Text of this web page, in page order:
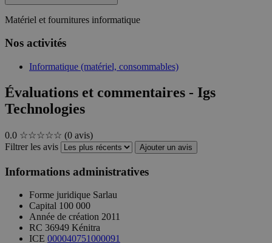
Matériel et fournitures informatique
Nos activités
Informatique (matériel, consommables)
Évaluations et commentaires - Igs
Technologies
0.0 ☆☆☆☆☆ (0 avis)
Filtrer les avis
Ajouter un avis
Informations administratives
Forme juridique Sarlau
Capital 100 000
Année de création 2011
RC 36949 Kénitra
ICE 000040751000091